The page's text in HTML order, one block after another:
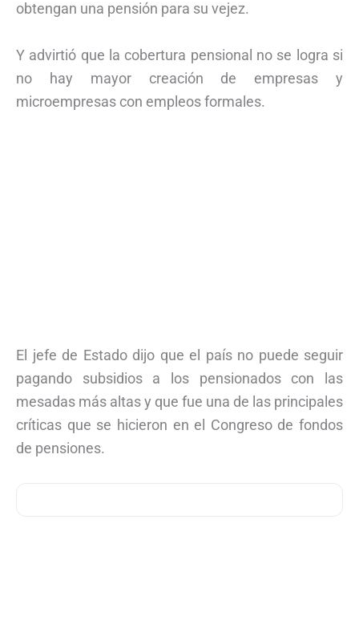
obtengan una pensión para su vejez.
Y advirtió que la cobertura pensional no se logra si
no hay mayor creación de empresas y
microempresas con empleos formales.
El jefe de Estado dijo que el país no puede seguir
pagando subsidios a los pensionados con las
mesadas más altas y que fue una de las principales
críticas que se hicieron en el Congreso de fondos
de pensiones.